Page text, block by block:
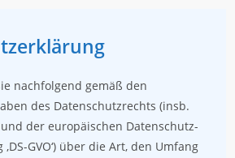
nachfolgend gemäß den
des Datenschutzrechts (insb.
und der europäischen Datenschutz-
GVO‘) über die Art, den Umfang